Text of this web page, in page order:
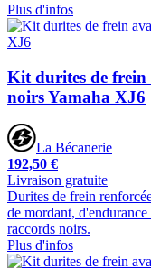
Plus d'infos
Kit durites de frein
noirs Yamaha XJ6
La Bécanerie
192,50 €
Livraison gratuite
Durites de frein
de mordant,
raccords noirs.
Plus d'infos